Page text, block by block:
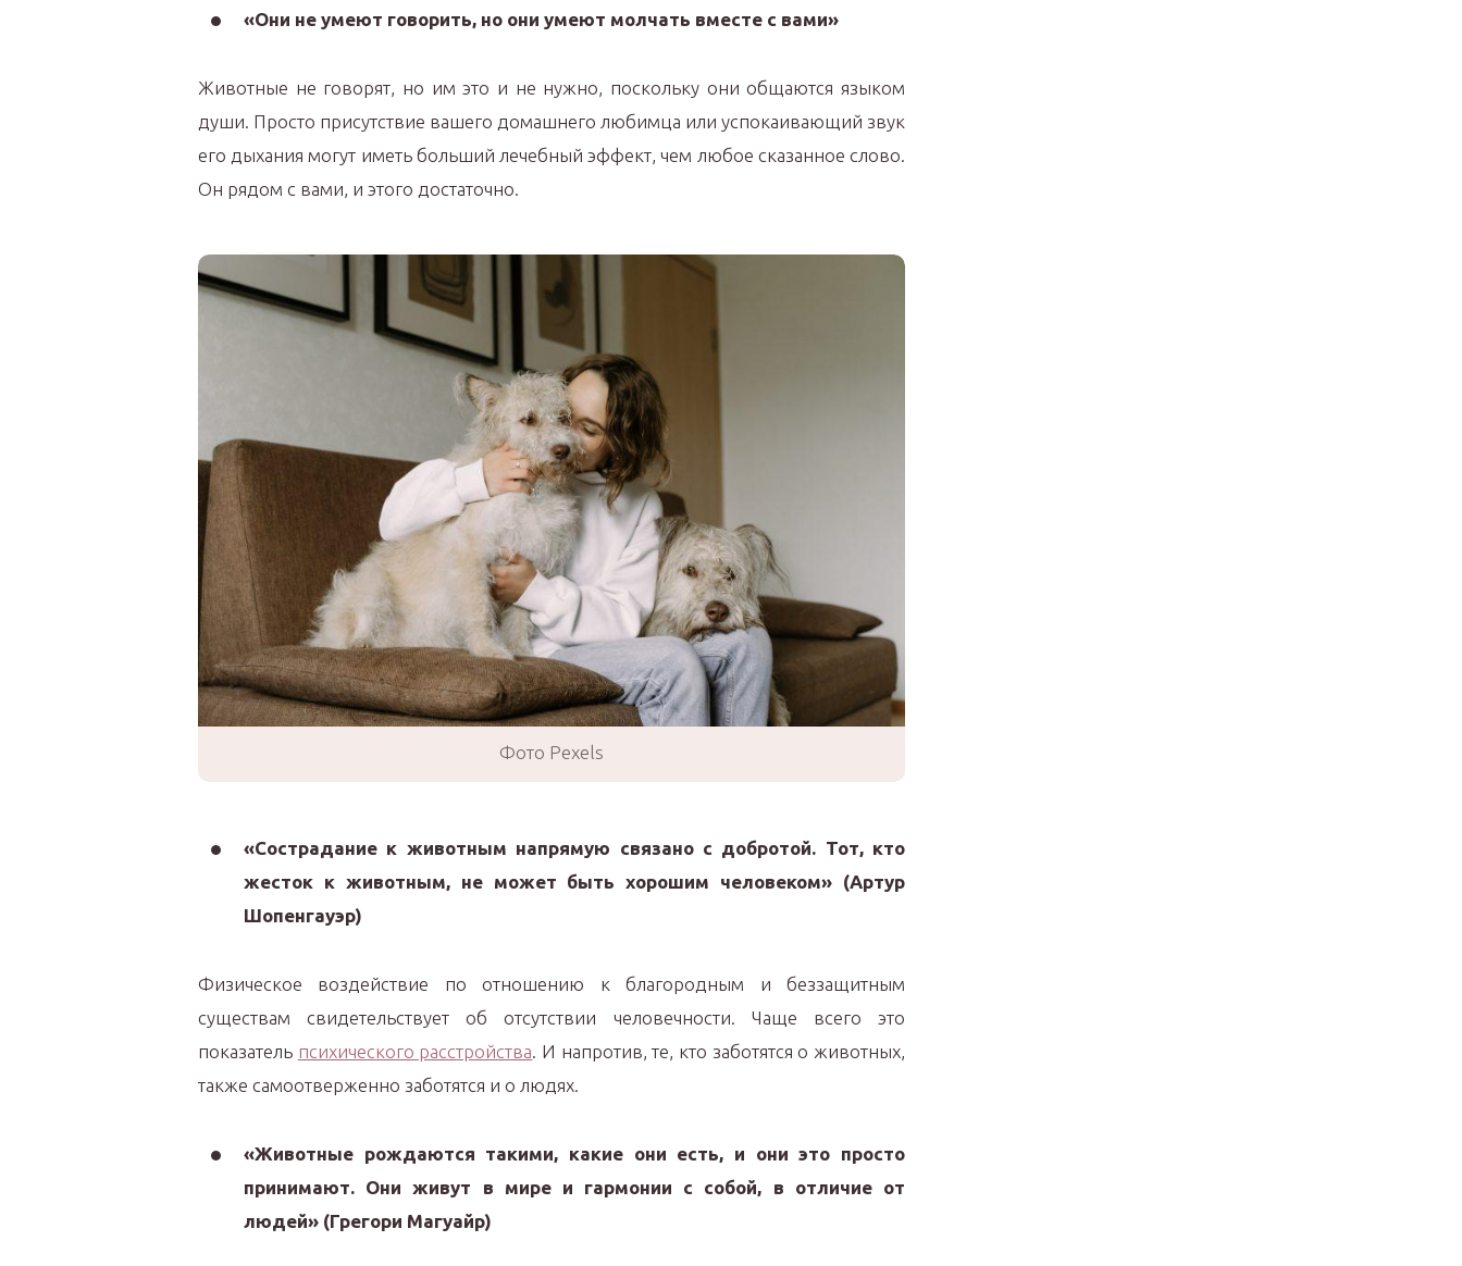
«Они не умеют говорить, но они умеют молчать вместе с вами»
Животные не говорят, но им это и не нужно, поскольку они общаются языком
души. Просто присутствие вашего домашнего любимца или успокаивающий звук
его дыхания могут иметь больший лечебный эффект, чем любое сказанное слово.
Он рядом с вами, и этого достаточно.
Фото Pexels
«Сострадание к животным напрямую связано с добротой. Тот, кто
жесток к животным, не может быть хорошим человеком» (Артур
Шопенгауэр)
Физическое воздействие по отношению к благородным и беззащитным
существам свидетельствует об отсутствии человечности. Чаще всего это
показатель психического расстройства . И напротив, те, кто заботятся о животных,
также самоотверженно заботятся и о людях.
«Животные рождаются такими, какие они есть, и они это просто
принимают. Они живут в мире и гармонии с собой, в отличие от
людей» (Грегори Магуайр)